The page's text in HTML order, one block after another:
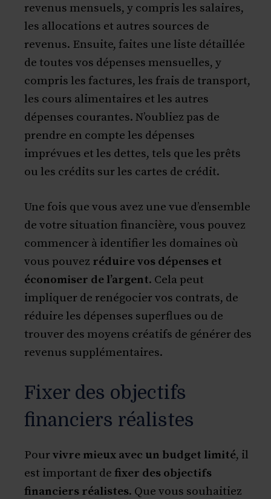
revenus mensuels, y compris les salaires,
les allocations et autres sources de
revenus. Ensuite, faites une liste détaillée
de toutes vos dépenses mensuelles, y
compris les factures, les frais de transport,
les cours alimentaires et les autres
dépenses courantes. N’oubliez pas de
prendre en compte les dépenses
imprévues et les dettes, tels que les prêts
ou les crédits sur les cartes de crédit.
Une fois que vous avez une vue d’ensemble
de votre situation financière, vous pouvez
commencer à identifier les domaines où
vous pouvez réduire vos dépenses et
économiser de l’argent. Cela peut
impliquer de renégocier vos contrats, de
réduire les dépenses superflues ou de
trouver des moyens créatifs de générer des
revenus supplémentaires.
Fixer des objectifs
financiers réalistes
Pour vivre mieux avec un budget limité, il
est important de fixer des objectifs
financiers réalistes. Que vous souhaitiez